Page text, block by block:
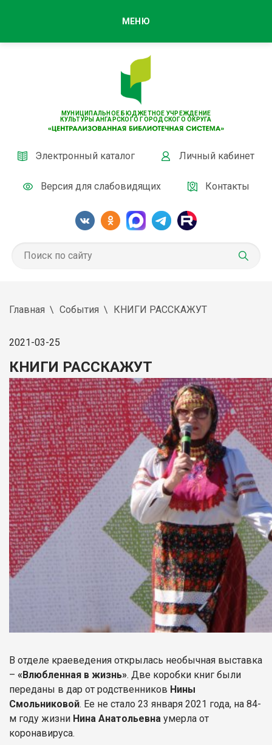
МУНИЦИПАЛЬНОЕ БЮДЖЕТНОЕ УЧРЕЖДЕНИЕ
КУЛЬТУРЫ АНГАРСКОГО ГОРОДСКОГО ОКРУГА
Электронный каталог Личный кабинет
Версия для слабовидящих Контакты
МЕНЮ
Главная События КНИГИ РАССКАЖУТ
2021-03-25
КНИГИ РАССКАЖУТ
В отделе краеведения открылась необычная выставка
– «Влюбленная в жизнь». Две коробки книг были
переданы в дар от родственников Нины
Смольниковой. Ее не стало 23 января 2021 года, на 84-
м году жизни Нина Анатольевна умерла от
коронавируса.